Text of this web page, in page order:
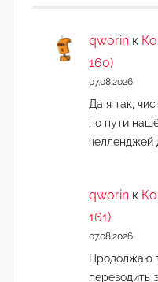
qworin к
160)
07.08.2026
Да я так,
по пути
челленджей
qworin к
161)
07.08.2026
Продолжаю
переводить